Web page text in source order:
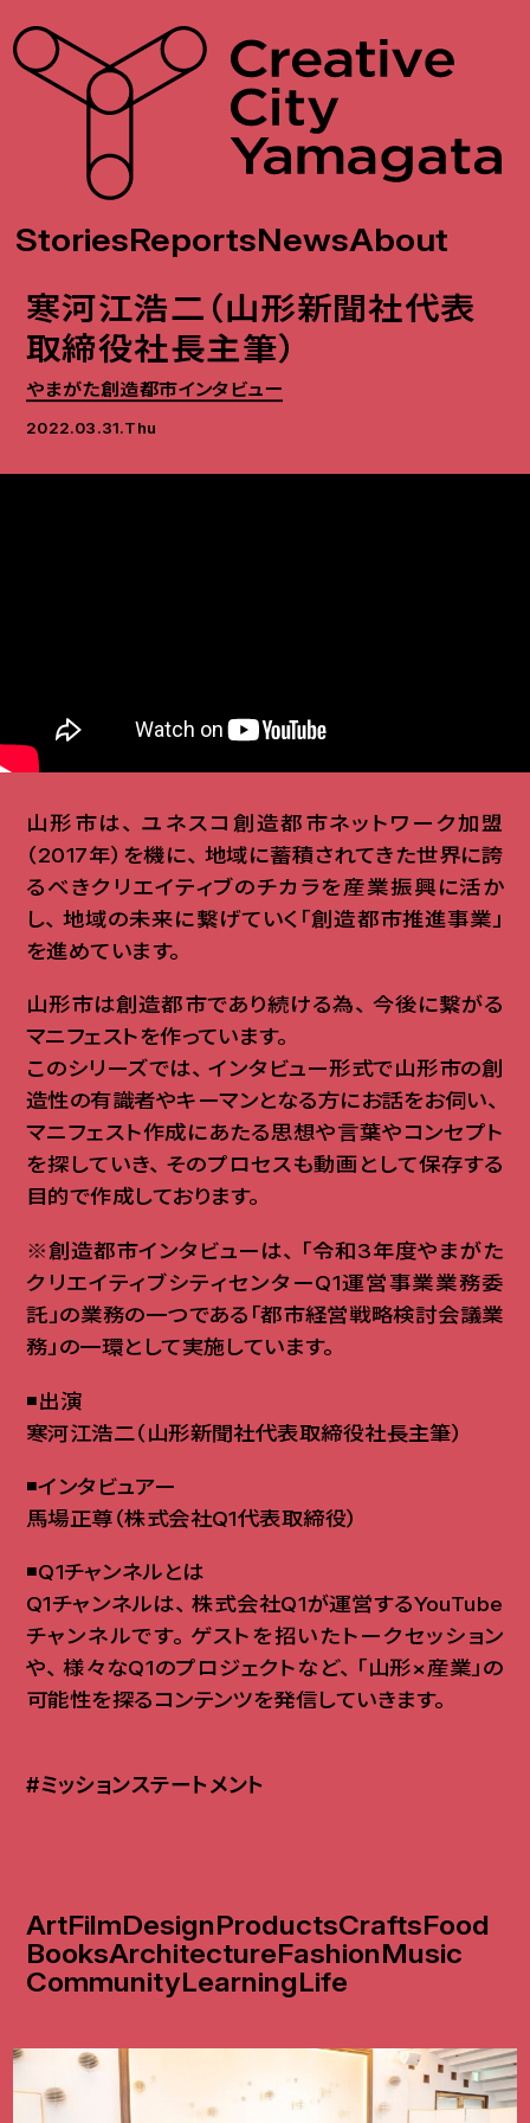
StoriesReportsNewsAbout
寒河江浩二（山形新聞社代表
取締役社長主筆）
やまがた創造都市インタビュー
2022.03.31.Thu
山形市は、 ユネスコ創造都市ネットワーク加盟
（2017年）を機に、 地域に蓄積されてきた世界に誇
るべきクリエイティブのチカラを産業振興に活か
し、 地域の未来に繋げていく「創造都市推進事業」
を進めています。
山形市は創造都市であり続ける為、 今後に繋がる
マニフェストを作っています。
このシリーズでは、 インタビュー形式で山形市の創
造性の有識者やキーマンとなる方にお話をお伺い、
マニフェスト作成にあたる思想や言葉やコンセプト
を探していき、 そのプロセスも動画として保存する
目的で作成しております。
※創造都市インタビューは、
「令和3年度やまがた
クリエイティブシティセンターQ1運営事業業務委
託」の業務の一つである「都市経営戦略検討会議業
務」の一環として実施しています。
◾️出演
寒河江浩二（山形新聞社代表取締役社長主筆）
◾️インタビュアー
馬場正尊（株式会社Q1代表取締役）
◾️Q1チャンネルとは
Q1チャンネルは、 株式会社Q1が運営するYouTube
チャンネルです。 ゲストを招いたトークセッション
や、 様々なQ1のプロジェクトなど、 「山形×産業」の
可能性を探るコンテンツを発信していきます。
#ミッションステートメント
ArtFilmDesignProductsCraftsFood
BooksArchitectureFashionMusic
CommunityLearningLife